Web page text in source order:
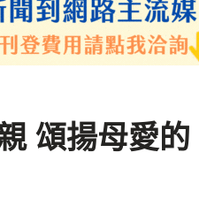
頌揚母愛的